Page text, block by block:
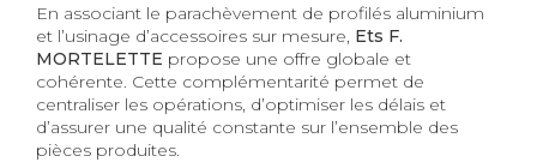
En associant le parachèvement de profilés aluminium
et l’usinage d’accessoires sur mesure, Ets F.
MORTELETTE propose une offre globale et
cohérente. Cette complémentarité permet de
centraliser les opérations, d’optimiser les délais et
d’assurer une qualité constante sur l’ensemble des
pièces produites.